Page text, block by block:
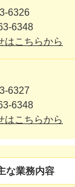
6326
6348
はこちらから
6327
6348
はこちらから
な業務内容